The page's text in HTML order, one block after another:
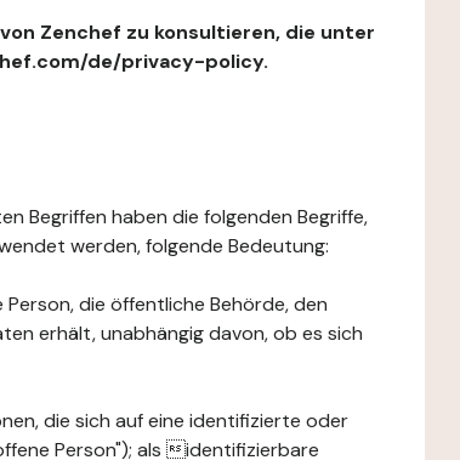
Zenchef zu konsultieren, die unter
de/privacy-policy.
Begriffen haben die folgenden Begriffe,
werden, folgende Bedeutung:
die öffentliche Behörde, den
erhält, unabhängig davon, ob es sich
die sich auf eine identifizierte oder
Person"); als identifizierbare